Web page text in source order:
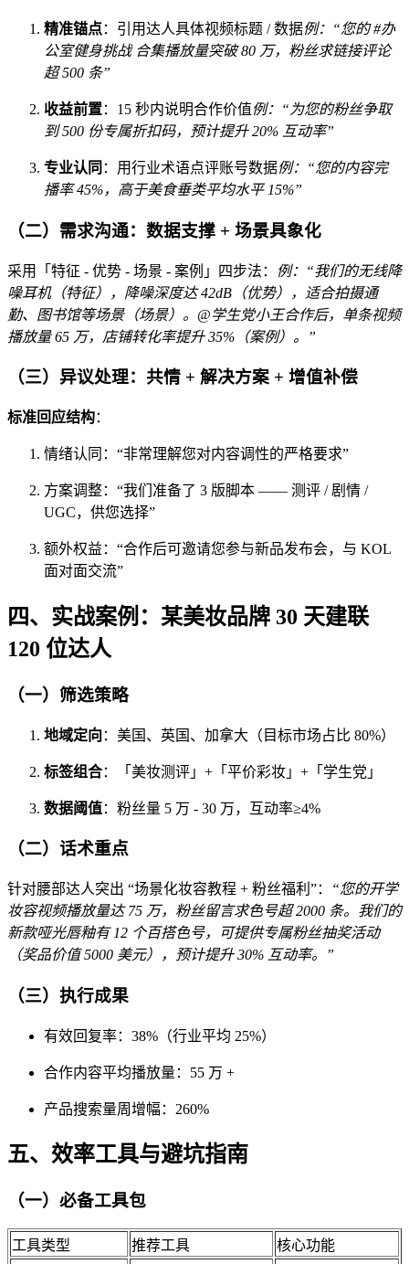
精准锚点：引用达人具体视频标题 / 数据例：“您的 #办
公室健身挑战 合集播放量突破 80 万，粉丝求链接评论
超 500 条”
收益前置：15 秒内说明合作价值例：“为您的粉丝争取
到 500 份专属折扣码，预计提升 20% 互动率”
专业认同 ：用行业术语点评账号数据例：“您的内容完
播率 45%，高于美食垂类平均水平 15%”
（二）需求沟通：数据支撑 + 场景具象化
采用「特征 - 优势 - 场景 - 案例」四步法：
例：“我们的无线降
噪耳机（特征），降噪深度达 42dB（优势），适合拍摄通
勤、图书馆等场景（场景）。@学生党小王合作后，单条视频
播放量 65 万，店铺转化率提升 35%（案例）。”
（三）异议处理：共情 + 解决方案 + 增值补偿
标准回应结构：
情绪认同：“非常理解您对内容调性的严格要求”
方案调整：“我们准备了 3 版脚本 —— 测评 / 剧情 /
UGC，供您选择”
额外权益：“合作后可邀请您参与新品发布会，与 KOL
面对面交流”
四、实战案例：某美妆品牌 30 天建联
120 位达人
（一）筛选策略
地域定向 ：美国、英国、加拿大（目标市场占比 80%）
标签组合：「美妆测评」+「平价彩妆」+「学生党」
数据阈值：粉丝量 5 万 - 30 万，互动率≥4%
（二）话术重点
针对腰部达人突出 “场景化妆容教程 + 粉丝福利”：
“您的开学
妆容视频播放量达 75 万，粉丝留言求色号超 2000 条。我们的
新款哑光唇釉有 12 个百搭色号，可提供专属粉丝抽奖活动
（奖品价值 5000 美元），预计提升 30% 互动率。”
（三）执行成果
有效回复率：38%（行业平均 25%）
合作内容平均播放量：55 万 +
产品搜索量周增幅：260%
五、效率工具与避坑指南
（一）必备工具包
工具类型 推荐工具 核心功能